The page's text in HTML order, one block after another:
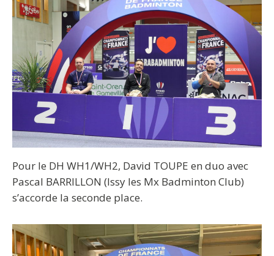
Pour le DH WH1/WH2, David TOUPE en duo avec
Pascal BARRILLON (Issy les Mx Badminton Club)
s’accorde la seconde place.